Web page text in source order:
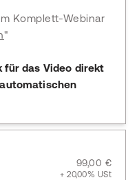
Komplett-Webinar
"
für das Video direkt
99,00 €
+ 20,00% USt